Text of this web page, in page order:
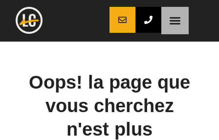
Oops! la page que
vous cherchez
n'est plus